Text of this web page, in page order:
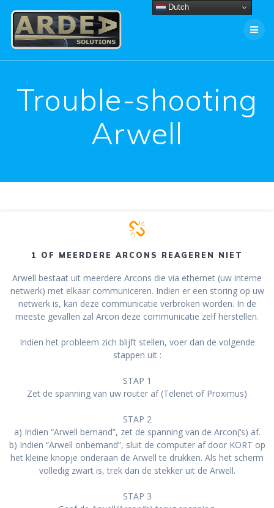
naar
Trouble-shooting
Arwell
1 OF MEERDERE ARCONS REAGEREN NIET
Arwell bestaat uit meerdere Arcons die via ethernet (uw interne
netwerk) met elkaar communiceren. Indien er een storing op uw
netwerk is, kan deze communicatie verbroken worden. In de
meeste gevallen zal Arcon deze communicatie zelf herstellen.
Indien het probleem zich blijft stellen, voer dan de volgende
stappen uit :
STAP 1
Zet de spanning van uw router af (Telenet of Proximus)
STAP 2
a) Indien “Arwell bemand”, zet de spanning van de Arcon(‘s) af.
b) Indien “Arwell onbemand”, sluit de computer af door KORT op
het kleine knopje onderaan de Arwell te drukken. Als het scherm
volledig zwart is, trek dan de stekker uit de Arwell.
STAP 3
Dutch